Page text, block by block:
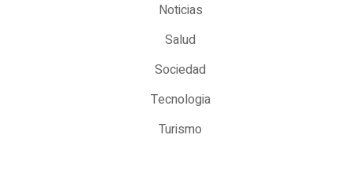
Noticias
Salud
Sociedad
Tecnologia
Turismo